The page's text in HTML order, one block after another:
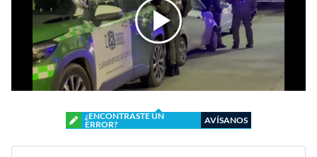
¿ENCONTRASTE UN
ERROR?
AVÍSANOS